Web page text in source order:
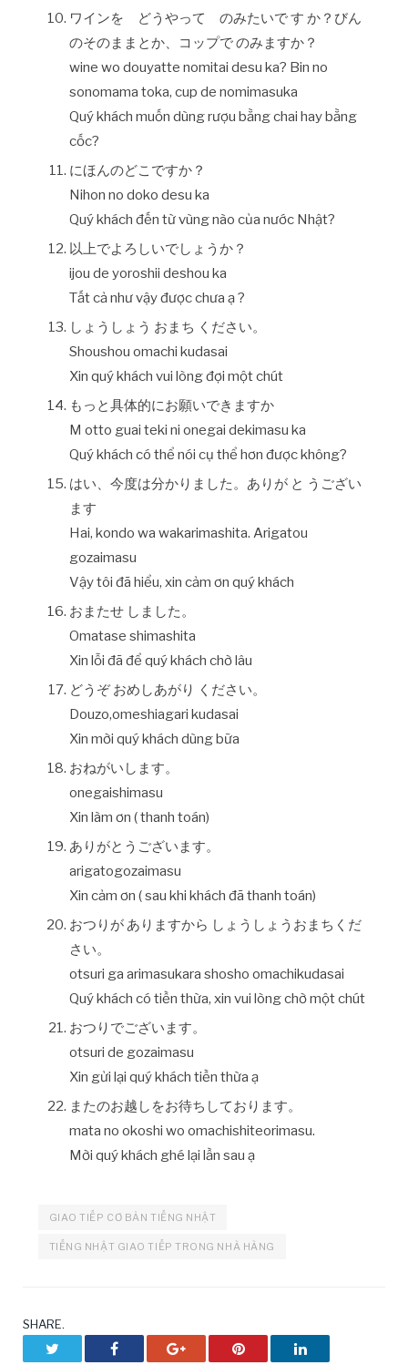
ワインを どうやって のみたいで す か？びん
のそのままとか、コップで のみますか？
wine wo douyatte nomitai desu ka? Bin no
sonomama toka, cup de nomimasuka
Quý khách muốn dùng rượu bằng chai hay bằng
cốc?
にほんのどこですか？
Nihon no doko desu ka
Quý khách đến từ vùng nào của nước Nhật?
以上でよろしいでしょうか？
ijou de yoroshii deshou ka
Tất cả như vậy được chưa ạ ?
しょうしょう おまち ください。
Shoushou omachi kudasai
Xin quý khách vui lòng đợi một chút
もっと具体的にお願いできますか
M otto guai teki ni onegai dekimasu ka
Quý khách có thể nói cụ thể hơn được không?
はい、今度は分かりました。ありが と うござい
ます
Hai, kondo wa wakarimashita. Arigatou
gozaimasu
Vậy tôi đã hiểu, xin cảm ơn quý khách
おまたせ しました。
Omatase shimashita
Xin lỗi đã để quý khách chờ lâu
どうぞ おめしあがり ください。
Douzo,omeshiagari kudasai
Xin mời quý khách dùng bữa
おねがいします。
onegaishimasu
Xin làm ơn ( thanh toán)
ありがとうございます。
arigatogozaimasu
Xin cảm ơn ( sau khi khách đã thanh toán)
おつりが ありますから しょうしょうおまちくだ
さい。
otsuri ga arimasukara shosho omachikudasai
Quý khách có tiền thừa, xin vui lòng chờ một chút
おつりでございます。
otsuri de gozaimasu
Xin gửi lại quý khách tiền thừa ạ
またのお越しをお待ちしております。
mata no okoshi wo omachishiteorimasu.
Mời quý khách ghé lại lần sau ạ
GIAO TIẾP CƠ BẢN TIẾNG NHẬT
TIẾNG NHẬT GIAO TIẾP TRONG NHÀ HÀNG
SHARE.
Facebook Google+ Pinterest LinkedIn